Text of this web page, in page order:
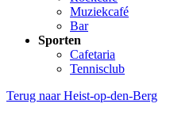
Muziekcafé
Bar
Sporten
Cafetaria
Tennisclub
Terug naar Heist-op-den-Berg